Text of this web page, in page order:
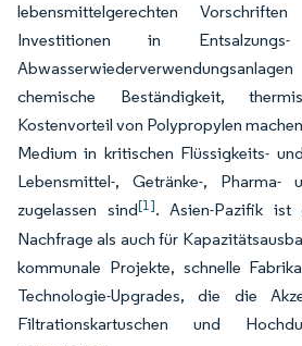
lebensmittelgerechten
Investitionen in
chemische Beständigkeit,
Kostenvorteil von Polypropylen
Medium in kritischen Flüssigkeits-
Lebensmittel-, Getränke-, Pharma-
zugelassen sind[1]. Asien-Pazifik
Nachfrage als auch für
kommunale Projekte, schnelle
Technologie-Upgrades, die die
Filtrationskartuschen und